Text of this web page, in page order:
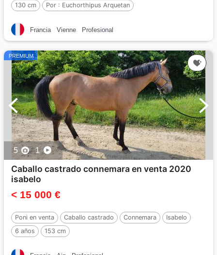
130 cm
Por : Euchorthipus Arquetan
Francia Vienne Profesional
PREMIUM
5 1
Caballo castrado connemara en venta 2020
isabelo
< 15 000 €
Poni en venta Caballo castrado Connemara
Isabelo
6 años
153 cm